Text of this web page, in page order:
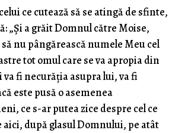
ce cutează să se atingă de sfinte,
„Şi a grăit Domnul către Moise,
nu pângărească numele Meu cel
tot omul care se va apropia din
fi necurăţia asupra lui, va fi
este pusă o asemenea
ce s-ar putea zice despre cel ce
după glasul Domnului, pe atât